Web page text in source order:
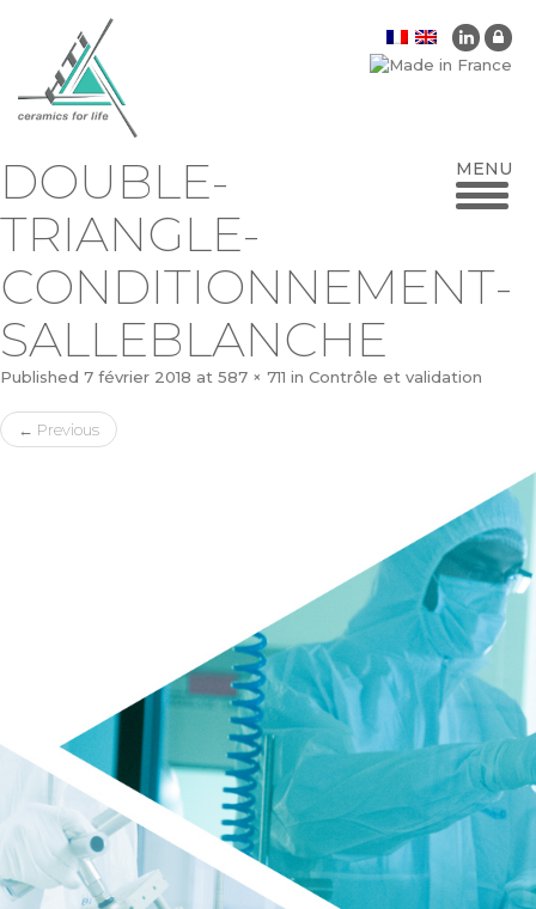
DOUBLE-
TRIANGLE-
CONDITIONNEMENT-
SALLEBLANCHE
Published 7 février 2018 at 587 × 711 in Contrôle et validation
← Previous